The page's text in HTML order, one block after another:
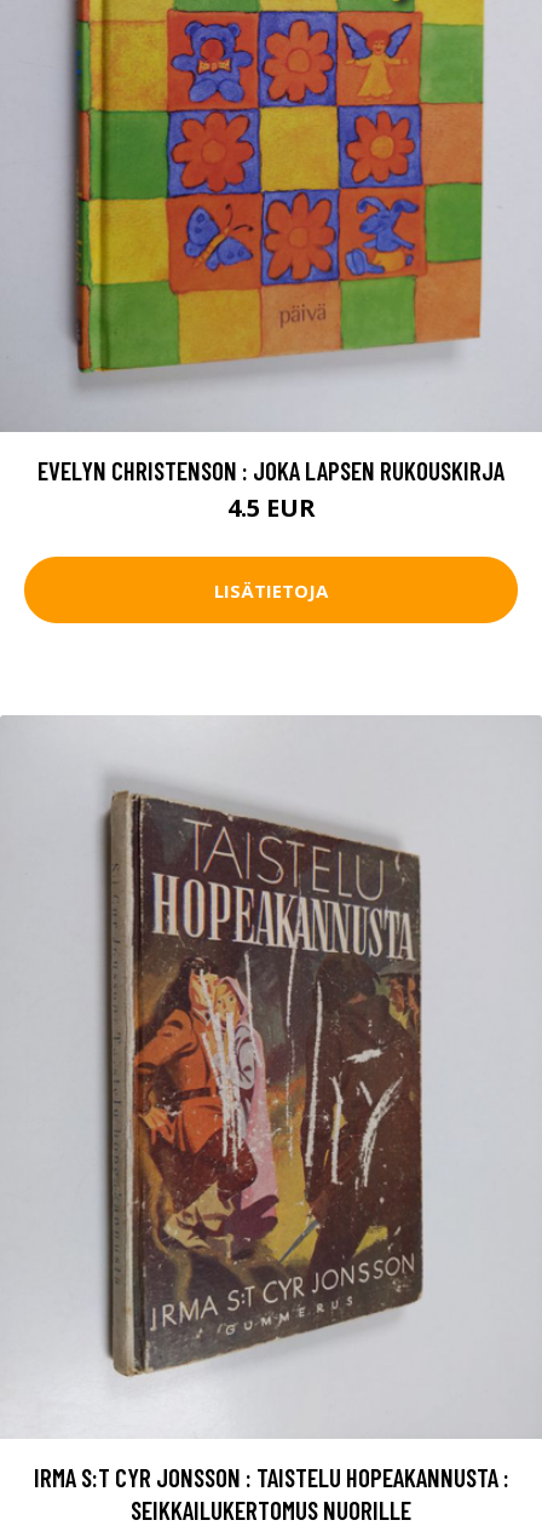
EVELYN CHRISTENSON : JOKA LAPSEN RUKOUSKIRJA
4.5 EUR
LISÄTIETOJA
IRMA S:T CYR JONSSON : TAISTELU HOPEAKANNUSTA :
SEIKKAILUKERTOMUS NUORILLE